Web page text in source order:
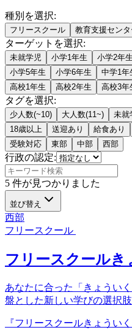
種別を選択:
フリースクール 教育支援センタ
ターゲットを選択:
未就学児 小学1年生 小学2年生
小学5年生
小学6年生 中学1年
高校1年生
高校2年生 高校3年
タグを選択:
少人数(~10) 大人数(11~) 未就
18歳以上
送迎あり 給食あり
受験対応
東部 中部 西部
行政の認定:
5 件が見つかりました
並び替え
西部
フリースクール
フリースクールき
あなたに合った「きょうい
盤とした新しい学びの選択肢
『フリースクールきょうい